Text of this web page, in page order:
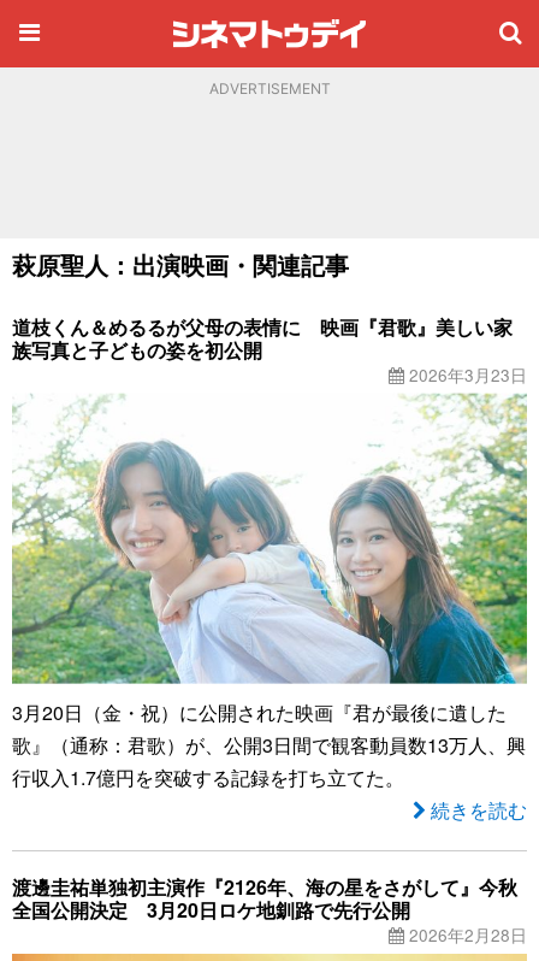
ADVERTISEMENT
萩原聖人：出演映画・関連記事
道枝くん＆めるるが父母の表情に 映画『君歌』美しい家
族写真と子どもの姿を初公開
2026年3月23日
3月20日（金・祝）に公開された映画『君が最後に遺した
歌』（通称：君歌）が、公開3日間で観客動員数13万人、興
行収入1.7億円を突破する記録を打ち立てた。
続きを読む
渡邊圭祐単独初主演作『2126年、海の星をさがして』今秋
全国公開決定 3月20日ロケ地釧路で先行公開
2026年2月28日